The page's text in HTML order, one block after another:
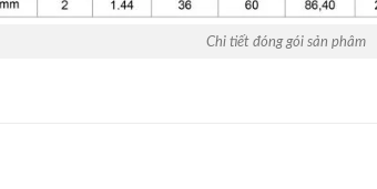
Chi tiết đóng gói sản phâm